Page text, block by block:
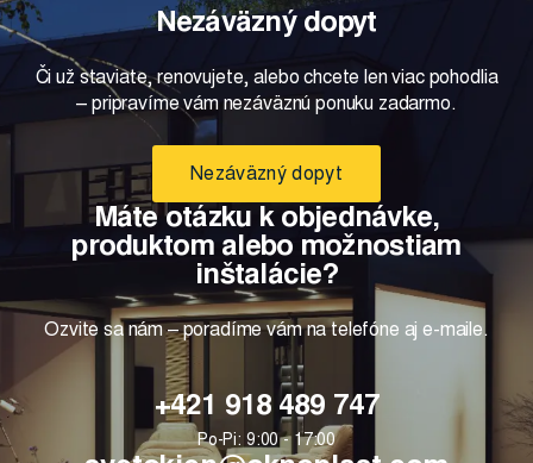
Nezáväzný dopyt
Či už staviate, renovujete, alebo chcete len viac pohodlia
– pripravíme vám nezáväznú ponuku zadarmo.
Nezáväzný dopyt
Máte otázku k objednávke,
produktom alebo možnostiam
inštalácie?
Ozvite sa nám – poradíme vám na telefóne aj e-maile.
+421 918 489 747
Po-Pi: 9:00 - 17:00